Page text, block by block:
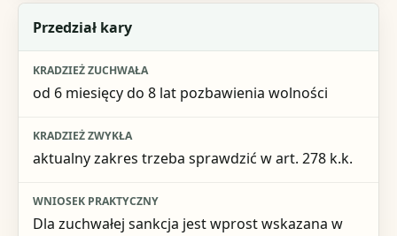
Przedział kary
od 6 miesięcy do 8 lat pozbawienia wolności
aktualny zakres trzeba sprawdzić w art. 278 k.k.
Dla zuchwałej sankcja jest wprost wskazana w